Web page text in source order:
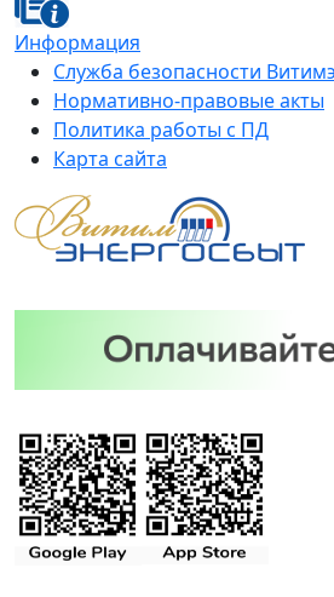
Информация
Служба безопасности
Нормативно-правовые акты
Политика работы с ПД
Карта сайта